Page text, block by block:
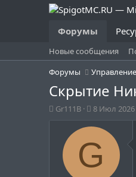
Форумы
Новые сообщения
Форумы
Скрытие
А
в
Gr111B
Д
а
т
а
н
а
8 Июл 2026
G